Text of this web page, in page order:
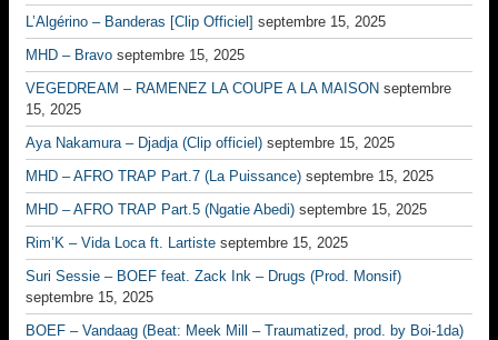
L’Algérino – Banderas [Clip Officiel] septembre 15, 2025
MHD – Bravo septembre 15, 2025
VEGEDREAM – RAMENEZ LA COUPE A LA MAISON septembre
15, 2025
Aya Nakamura – Djadja (Clip officiel) septembre 15, 2025
MHD – AFRO TRAP Part.7 (La Puissance) septembre 15, 2025
MHD – AFRO TRAP Part.5 (Ngatie Abedi) septembre 15, 2025
Rim’K – Vida Loca ft. Lartiste septembre 15, 2025
Suri Sessie – BOEF feat. Zack Ink – Drugs (Prod. Monsif)
septembre 15, 2025
BOEF – Vandaag (Beat: Meek Mill – Traumatized, prod. by Boi-1da)